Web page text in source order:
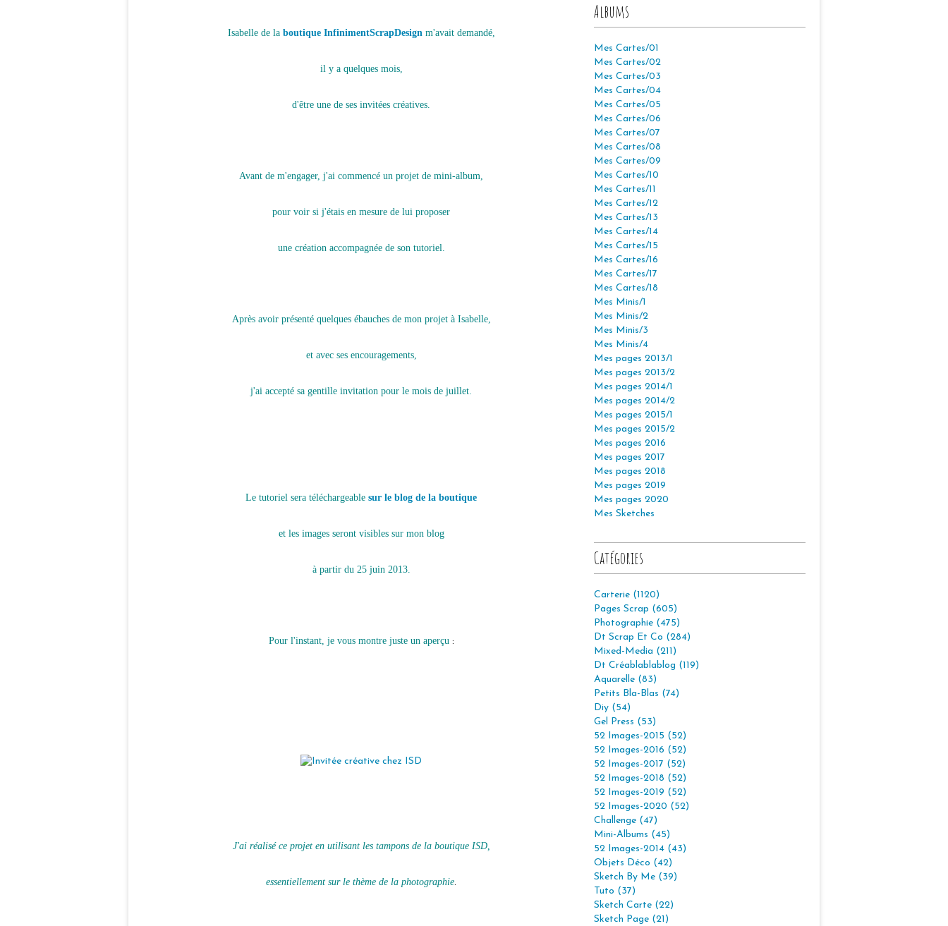
Isabelle de la boutique InfinimentScrapDesignm'avait demandé,
il y a quelques mois,
d'être une de ses invitées créatives.
Avant de m'engager, j'ai commencé un projet de mini-album,
pour voir si j'étais en mesure de lui proposer
une création accompagnée de son tutoriel.
Après avoir présenté quelques ébauches de mon projet à Isabelle,
et avec ses encouragements,
j'ai accepté sa gentille invitation pour le mois de juillet.
Le tutoriel sera téléchargeable sur le blog de la boutique
et les images seront visibles sur mon blog
à partir du 25 juin 2013.
Pour l'instant, je vous montre juste un aperçu:
J'ai réalisé ce projet en utilisant les tampons de la boutique ISD,
essentiellement sur le thème de la photographie.
Albums
Mes Cartes/01
Mes Cartes/02
Mes Cartes/03
Mes Cartes/04
Mes Cartes/05
Mes Cartes/06
Mes Cartes/07
Mes Cartes/08
Mes Cartes/09
Mes Cartes/10
Mes Cartes/11
Mes Cartes/12
Mes Cartes/13
Mes Cartes/14
Mes Cartes/15
Mes Cartes/16
Mes Cartes/17
Mes Cartes/18
Mes Minis/1
Mes Minis/2
Mes Minis/3
Mes Minis/4
Mes pages 2013/1
Mes pages 2013/2
Mes pages 2014/1
Mes pages 2014/2
Mes pages 2015/1
Mes pages 2015/2
Mes pages 2016
Mes pages 2017
Mes pages 2018
Mes pages 2019
Mes pages 2020
Mes Sketches
Catégories
Carterie (1120)
Pages Scrap (605)
Photographie (475)
Dt Scrap Et Co (284)
Mixed-Media (211)
Dt Créablablablog (119)
Aquarelle (83)
Petits Bla-Blas (74)
Diy (54)
Gel Press (53)
52 Images-2015 (52)
52 Images-2016 (52)
52 Images-2017 (52)
52 Images-2018 (52)
52 Images-2019 (52)
52 Images-2020 (52)
Challenge (47)
Mini-Albums (45)
52 Images-2014 (43)
Objets Déco (42)
Sketch By Me (39)
Tuto (37)
Sketch Carte (22)
Sketch Page (21)